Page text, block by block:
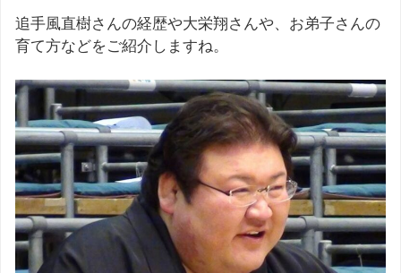
追手風直樹さんの経歴や大栄翔さんや、お弟子さんの
育て方などをご紹介しますね。